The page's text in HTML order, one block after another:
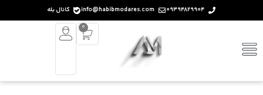
09394829904
info@habibmodares.com
کانال بله
0